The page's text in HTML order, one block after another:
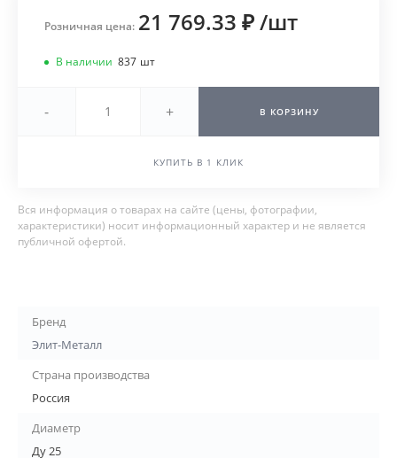
Розничная цена: 21 769.33 ₽/шт
В наличии 837 шт
- + В КОРЗИНУ
КУПИТЬ В 1 КЛИК
Вся информация о товарах на сайте (цены, фотографии,
характеристики) носит информационный характер и не является
публичной офертой.
Бренд
Элит-Металл
Страна производства
Россия
Диаметр
Ду 25